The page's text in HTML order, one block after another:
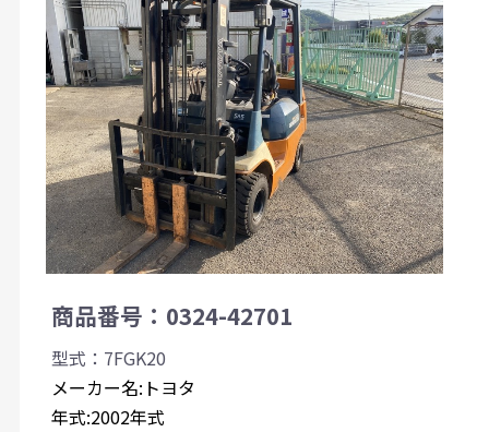
商品番号：0324-42701
型式：7FGK20
メーカー名:トヨタ
年式:2002年式